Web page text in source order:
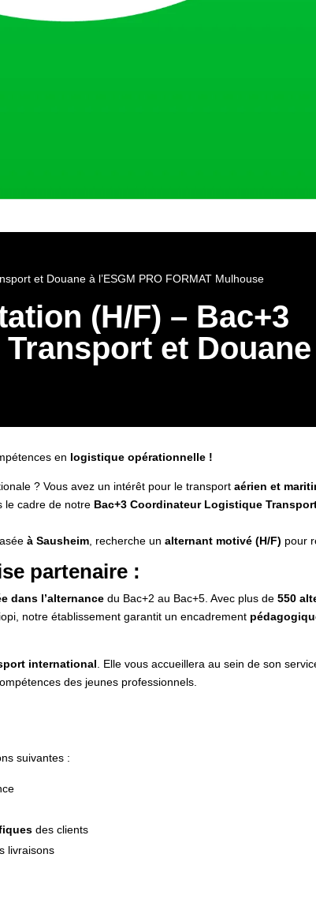
et Douane à l’ESGM PRO FORMAT Mulhouse
(H/F) – Bac+3
et Douane
en logistique opérationnelle !
? Vous avez un intérêt pour le transport aérien et
le cadre de notre Bac+3 Coordinateur Logistique
à Sausheim , recherche unalternant motivé (H/F) pour
partenaire :
dans l’alternance du Bac+2 au Bac+5. Avec plus de550
notre établissement garantit un encadrement
international . Elle vous accueillera au sein de son
des jeunes professionnels.
suivantes :
des clients
livraisons